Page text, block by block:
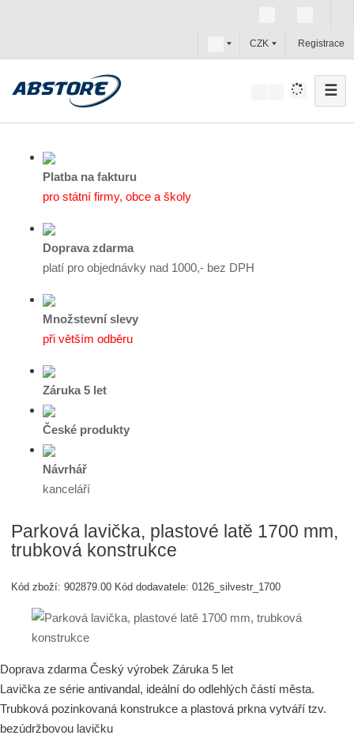
c
z
CZK Registrace
☰
Platba na fakturu
pro státní firmy, obce a školy
Doprava zdarma
platí pro objednávky nad 1000,- bez DPH
Množstevní slevy
při větším odběru
Záruka 5 let
České produkty
Návrhář
kanceláří
Parková lavička, plastové latě 1700 mm,
trubková konstrukce
Kód zboží:902879.00 Kód dodavatele:0126_silvestr_1700
Doprava zdarma Český výrobek Záruka 5 let
Lavička ze série antivandal, ideální do odlehlých částí města.
Trubková pozinkovaná konstrukce a plastová prkna vytváří tzv.
bezúdržbovou lavičku